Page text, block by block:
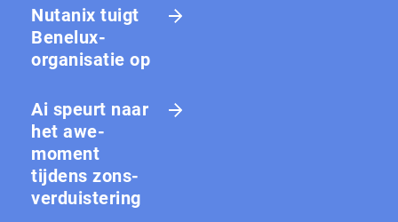
Nutanix tuigt
Benelux-
organisatie op
Ai speurt naar
het awe-
moment
tijdens zons­
ver­duis­te­ring